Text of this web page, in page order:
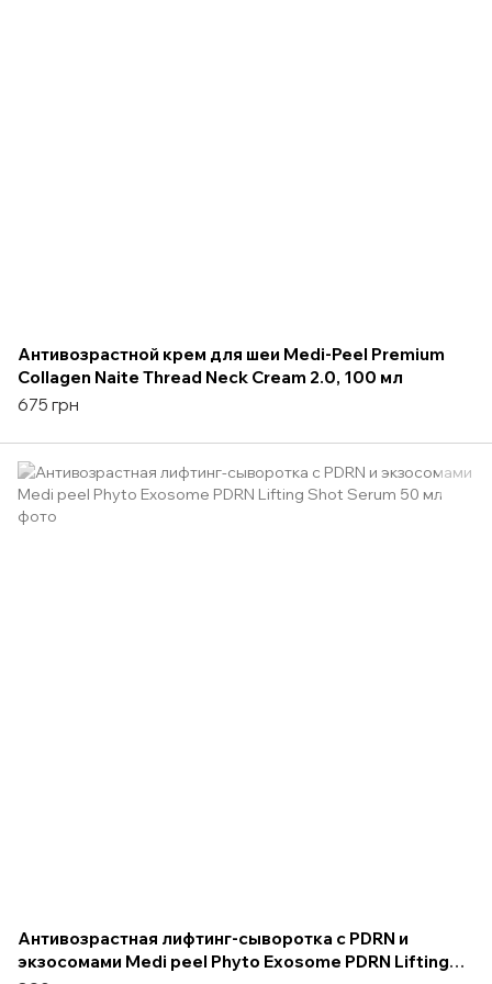
Антивозрастной крем для шеи Medi-Peel Premium
Collagen Naite Thread Neck Cream 2.0, 100 мл
675 грн
Антивозрастная лифтинг-сыворотка с PDRN и
экзосомами Medi peel Phyto Exosome PDRN Lifting